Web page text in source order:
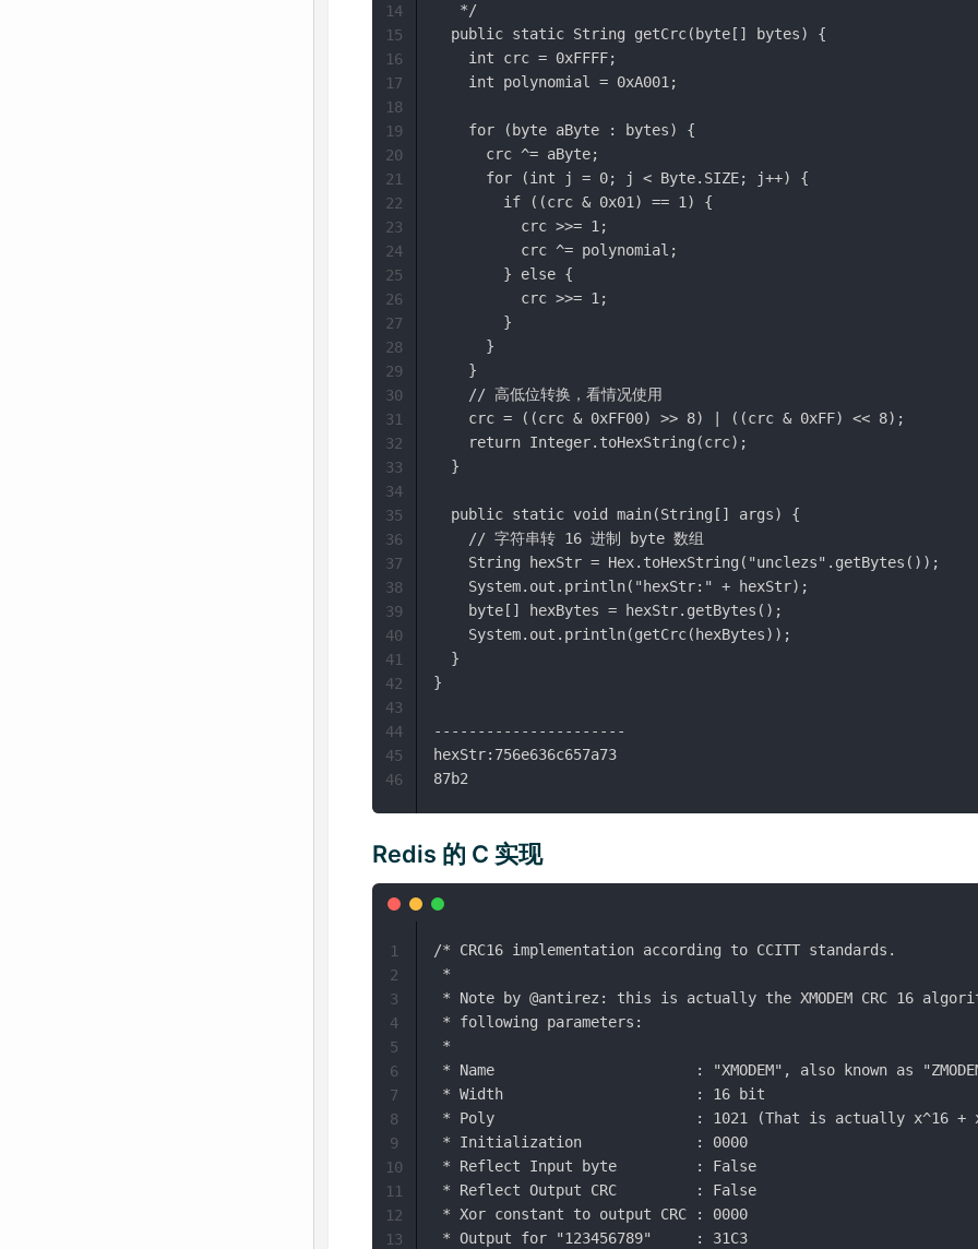
   */
  public static String getCrc(byte[] bytes) {
    int crc = 0xFFFF;
    int polynomial = 0xA001;
    for (byte aByte : bytes) {
      crc ^= aByte;
      for (int j = 0; j < Byte.SIZE; j++) {
        if ((crc & 0x01) == 1) {
          crc >>= 1;
          crc ^= polynomial;
        } else {
          crc >>= 1;
        }
      }
    }
    // 高低位转换，看情况使用
    crc = ((crc & 0xFF00) >> 8) | ((crc & 0xFF) << 8);
    return Integer.toHexString(crc);
  }
  public static void main(String[] args) {
    // 字符串转 16 进制 byte 数组
    String hexStr = Hex.toHexString("unclezs".getBytes());
    System.out.println("hexStr:" + hexStr);
    byte[] hexBytes = hexStr.getBytes();
    System.out.println(getCrc(hexBytes));
  }
}
----------------------
hexStr:756e636c657a73
87b2
14
15
16
17
18
19
20
21
22
23
24
25
26
27
28
29
30
31
32
33
34
35
36
37
38
39
40
41
42
43
44
45
46
Redis 的 C 实现
/* CRC16 implementation according to CCITT standards.
*
* Note by @antirez: this is actually the XMODEM CRC 16
* following parameters:
*
* Name                       : "XMODEM", also known as "ZMODEM",
* Width                      : 16 bit
* Poly                       : 1021 (That is actually x^16 +
* Initialization             : 0000
* Reflect Input byte         : False
* Reflect Output CRC         : False
* Xor constant to output CRC : 0000
* Output for "123456789"     : 31C3
1
2
3
4
5
6
7
8
9
10
11
12
13